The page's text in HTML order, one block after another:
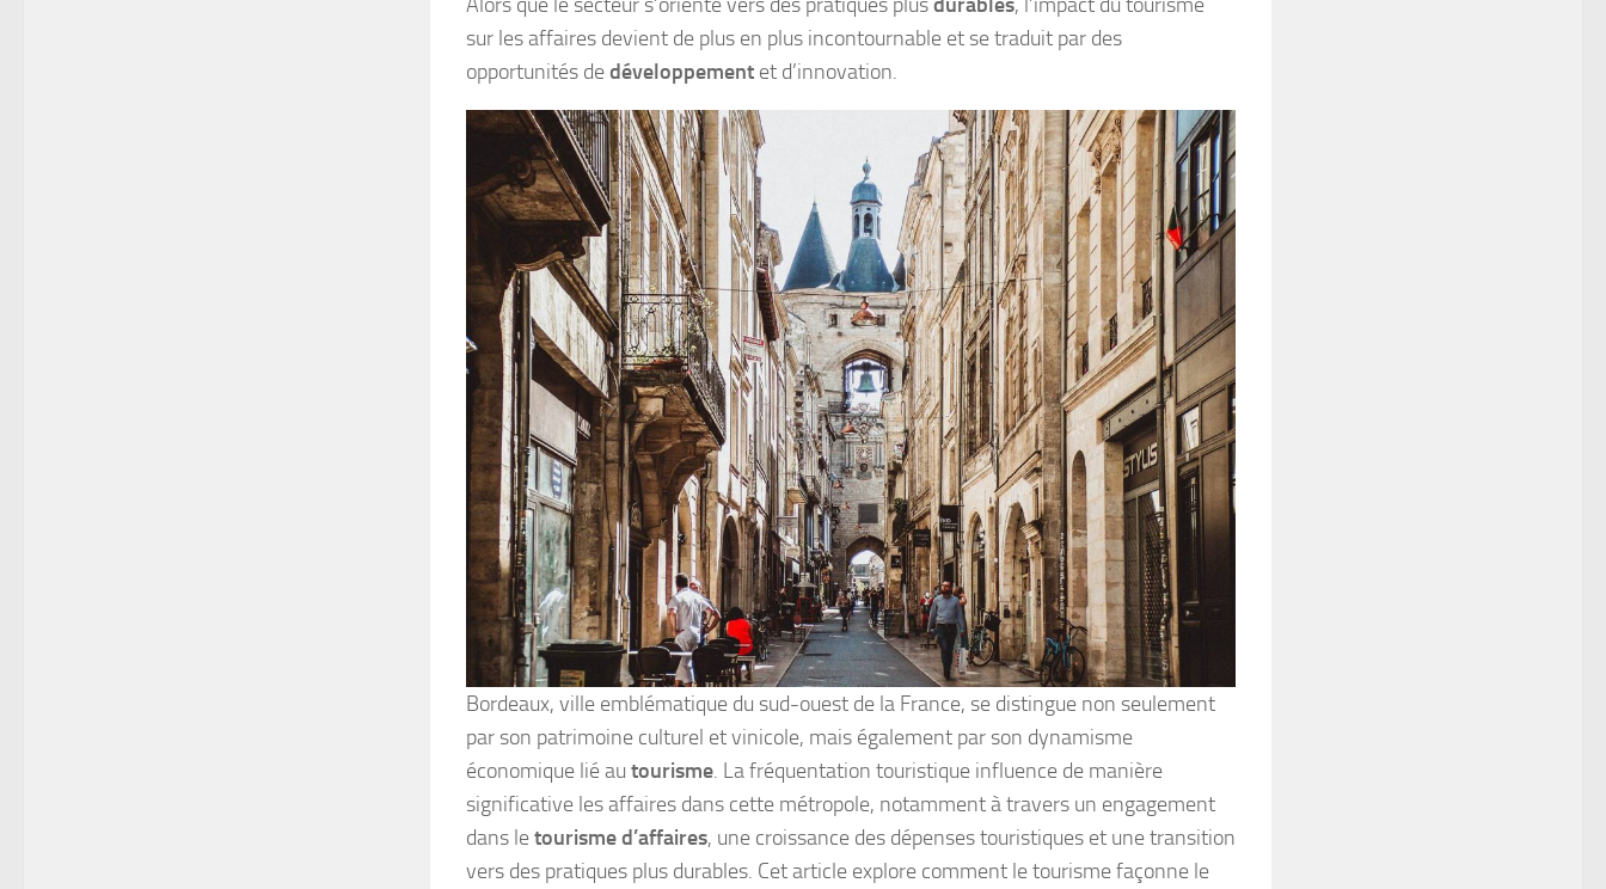
sur les affaires devient de plus en plus incontournable et se traduit par des
opportunités dedéveloppement et d’innovation.
Bordeaux, ville emblématique du sud-ouest de la France, se distingue non seulement
par son patrimoine culturel et vinicole, mais également par son dynamisme
économique lié au tourisme. La fréquentation touristique influence de manière
significative les affaires dans cette métropole, notamment à travers un engagement
dans letourisme d’affaires, une croissance des dépenses touristiques et une transition
vers des pratiques plus durables. Cet article explore comment le tourisme façonne le